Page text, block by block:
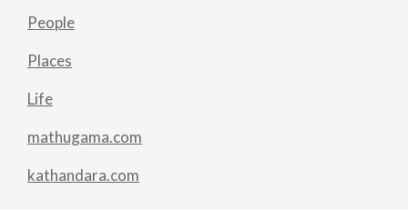
People
Places
Life
mathugama.com
kathandara.com